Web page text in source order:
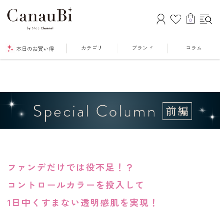
0
本日のお買い得 カテゴリ ブランド コラム
ファンデだけでは役不足！？
コントロールカラーを投入して
1日中くすまない透明感肌を実現！